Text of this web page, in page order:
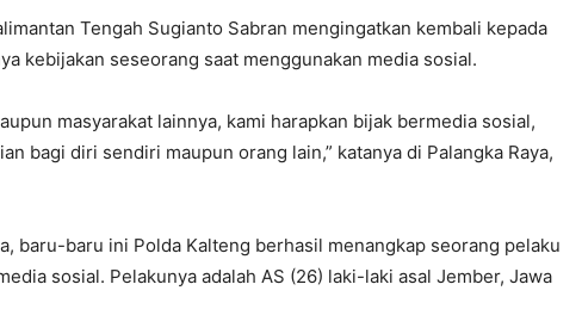
Tengah Sugianto Sabran mengingatkan kembali kepada
kebijakan seseorang saat menggunakan media sosial.
masyarakat lainnya, kami harapkan bijak bermedia sosial,
bagi diri sendiri maupun orang lain,” katanya di Palangka Raya,
baru-baru ini Polda Kalteng berhasil menangkap seorang pelaku
sosial. Pelakunya adalah AS (26) laki-laki asal Jember, Jawa